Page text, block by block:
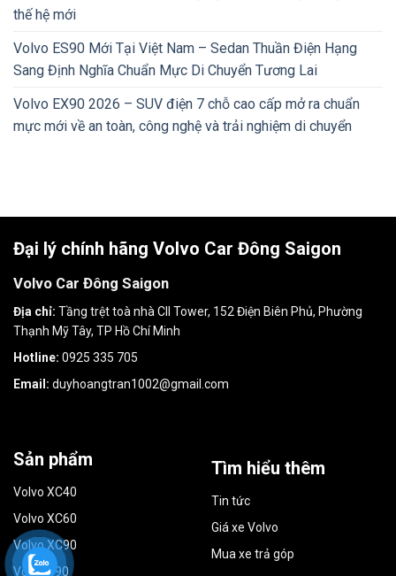
thế hệ mới
Volvo ES90 Mới Tại Việt Nam – Sedan Thuần Điện Hạng
Sang Định Nghĩa Chuẩn Mực Di Chuyển Tương Lai
Volvo EX90 2026 – SUV điện 7 chỗ cao cấp mở ra chuẩn
mực mới về an toàn, công nghệ và trải nghiệm di chuyển
Đại lý chính hãng Volvo Car Đông Saigon
Volvo Car Đông Saigon
Địa chỉ: Tầng trệt toà nhà CII Tower, 152 Điện Biên Phủ, Phường
Thạnh Mỹ Tây, TP Hồ Chí Minh
Hotline: 0925 335 705
Email: duyhoangtran1002@gmail.com
Sản phẩm
Volvo XC40
Volvo XC60
Volvo XC90
Volvo S90
Tìm hiểu thêm
Tin tức
Giá xe Volvo
Mua xe trả góp